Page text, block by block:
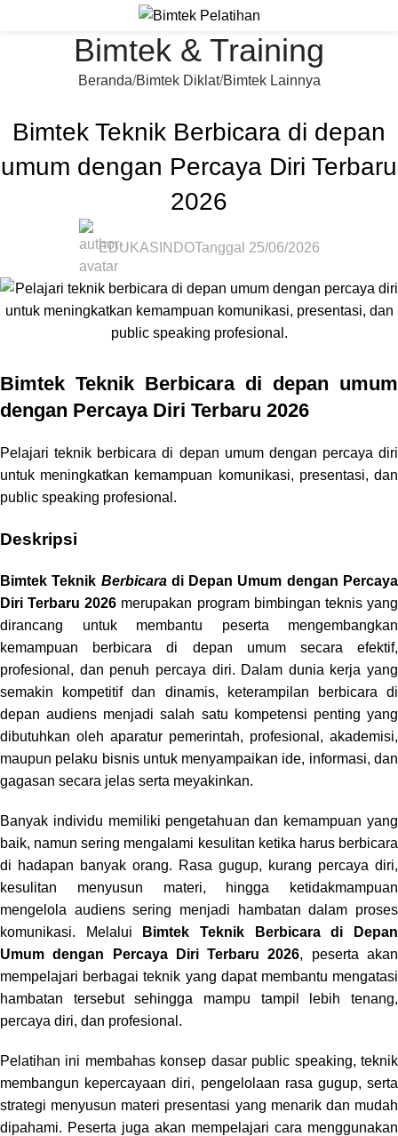
Bimtek & Training
Beranda Bimtek Diklat Bimtek Lainnya
Bimtek Teknik Berbicara di depan
umum dengan Percaya Diri Terbaru
2026
EDUKASINDOTanggal 25/06/2026
Bimtek Teknik Berbicara di depan umum
dengan Percaya Diri Terbaru 2026
Pelajari teknik berbicara di depan umum dengan percaya diri
untuk meningkatkan kemampuan komunikasi, presentasi, dan
public speaking profesional.
Deskripsi
Bimtek Teknik Berbicara di Depan Umum dengan Percaya
Diri Terbaru 2026 merupakan program bimbingan teknis yang
dirancang untuk membantu peserta mengembangkan
kemampuan berbicara di depan umum secara efektif,
profesional, dan penuh percaya diri. Dalam dunia kerja yang
semakin kompetitif dan dinamis, keterampilan berbicara di
depan audiens menjadi salah satu kompetensi penting yang
dibutuhkan oleh aparatur pemerintah, profesional, akademisi,
maupun pelaku bisnis untuk menyampaikan ide, informasi, dan
gagasan secara jelas serta meyakinkan.
Banyak individu memiliki pengetahuan dan kemampuan yang
baik, namun sering mengalami kesulitan ketika harus berbicara
di hadapan banyak orang. Rasa gugup, kurang percaya diri,
kesulitan menyusun materi, hingga ketidakmampuan
mengelola audiens sering menjadi hambatan dalam proses
komunikasi. Melalui
Bimtek Teknik Berbicara di Depan
Umum dengan Percaya Diri Terbaru 2026, peserta akan
mempelajari berbagai teknik yang dapat membantu mengatasi
hambatan tersebut sehingga mampu tampil lebih tenang,
percaya diri, dan profesional.
Pelatihan ini membahas konsep dasar public speaking, teknik
membangun kepercayaan diri, pengelolaan rasa gugup, serta
strategi menyusun materi presentasi yang menarik dan mudah
dipahami. Peserta juga akan mempelajari cara menggunakan